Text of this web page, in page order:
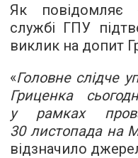
Як повідомляє
службі ГПУ
виклик на допит
«Головне слідче
Гриценка
у рамках
30 листопада на
відзначило